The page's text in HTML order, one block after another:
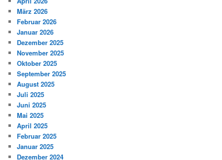
März 2026
Februar 2026
Januar 2026
Dezember 2025
November 2025
Oktober 2025
September 2025
August 2025
Juli 2025
Juni 2025
Mai 2025
April 2025
Februar 2025
Januar 2025
Dezember 2024